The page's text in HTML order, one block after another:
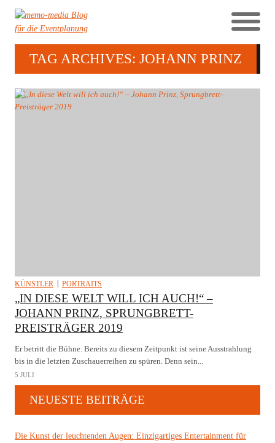
TAG ARCHIVES: JOHANN PRINZ
KÜNSTLER PORTRAITS
„IN DIESE WELT WILL ICH AUCH!“ –
JOHANN PRINZ, SPRUNGBRETT-
PREISTRÄGER 2019
Er betritt die Bühne. Bereits zu diesem Zeitpunkt ist seine Ausstrahlung
bis in die letzten Zuschauerreihen zu spüren. Denn sein...
5 JULI
NEUESTE BEITRÄGE
Die Kunst der leuchtenden Augen: Einzigartiges Entertainment für